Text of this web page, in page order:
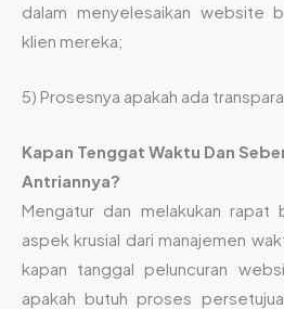
dalam menyelesaikan website
klien mereka;
5) Prosesnya apakah ada
Kapan Tenggat Waktu Dan
Antriannya?
Mengatur dan melakukan rapat
aspek krusial dari manajemen
kapan tanggal peluncuran
apakah butuh proses